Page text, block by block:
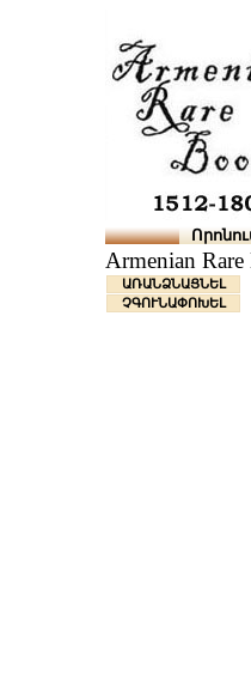
Armenian
ԱՌԱՆՁՆԱՑՆԵԼ
ՉԳՈՒՆԱՓՈԽԵԼ